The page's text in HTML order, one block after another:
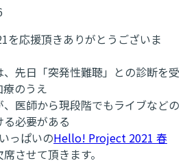
を応援頂きありがとうございま
先日「突発性難聴」との診断を受
のうえ
医師から現段階でもライブなどの
必要がある
っぱいのHello! Project 2021 春
させて頂きます。